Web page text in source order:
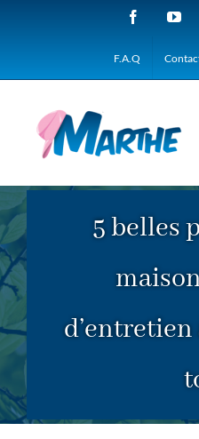
Facebook
F.A.Q
5 belles